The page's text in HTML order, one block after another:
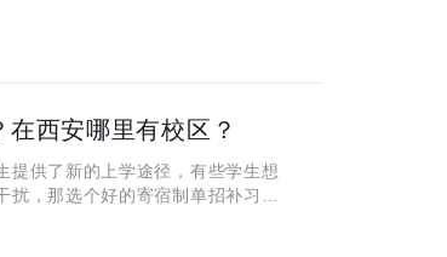
西安哪里有校区？
提供了新的上学途径，有些学生想
，那选个好的寄宿制单招补习学
下面咱就来好好了解了。